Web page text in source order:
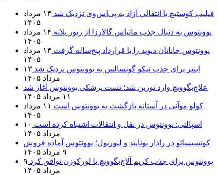
فیلیپ کوستیچ با انتقالی آزاد به پی‌اس‌وی نزدیک شد
۱۴ مرداد
۱۴۰۵
یوونتوس به دنبال جذب ماتیاس گالارزا از ریور پلاته
۱۴ مرداد
۱۴۰۵
یوونتوس جاناتان دیوید را با قرارداد پنج‌ساله گرفت
۱۳ مرداد
۱۴۰۵
اینتر برای جذب نیکو گونسالس به یوونتوس نزدیک شد ۱۳
مرداد ۱۴۰۵
علاج‌بگوویچ وارد تورین شد؛ تست پزشکی یوونتوس آغاز شد
۱۱ مرداد ۱۴۰۵
کولو موآنی در آستانه بازگشت به یوونتوس است
۱۱ مرداد
۱۴۰۵
اسپالتی: یوونتوس در نقل و انتقالات اشتباه کرده است ۱۰
مرداد ۱۴۰۵
کونسیسائو در رادار یونایتد و لیورپول؛ یوونتوس آماده فروش
۹ مرداد ۱۴۰۵
یوونتوس برای جذب کریم آلاج‌بگوویچ با لورکوزن توافق کرد ۹
مرداد ۱۴۰۵